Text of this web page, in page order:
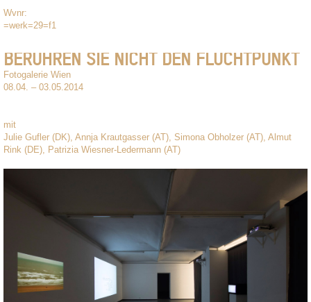
Wvnr:
=werk=29=f1
BERÜHREN SIE NICHT DEN FLUCHTPUNKT
Fotogalerie Wien
08.04. – 03.05.2014
mit
Julie Gufler (DK), Annja Krautgasser (AT), Simona Obholzer (AT), Almut
Rink (DE), Patrizia Wiesner-Ledermann (AT)